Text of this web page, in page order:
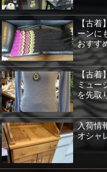
【古
ーンに
おすす
【古着
ミュー
を先取
入荷情
オシャ